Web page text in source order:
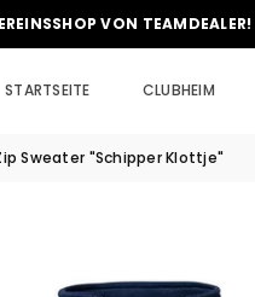
VON TEAMDEALER!
STARTSEITE CLUBHEIM
Sweater "Schipper Klottje"